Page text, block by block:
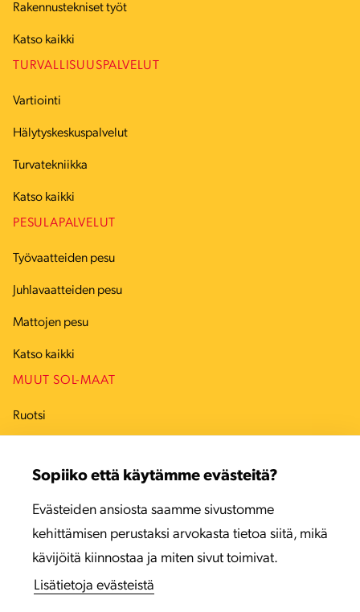
Sopiiko että käytämme evästeitä?
Evästeiden ansiosta saamme sivustomme
kehittämisen perustaksi arvokasta tietoa siitä, mikä
kävijöitä kiinnostaa ja miten sivut toimivat.
Lisätietoja evästeistä
Rakennustekniset työt
Katso kaikki
TURVALLISUUSPALVELUT
Vartiointi
Hälytyskeskuspalvelut
Turvatekniikka
Katso kaikki
PESULAPALVELUT
Työvaatteiden pesu
Juhlavaatteiden pesu
Mattojen pesu
Katso kaikki
MUUT SOL-MAAT
Ruotsi
Viro
Latvia